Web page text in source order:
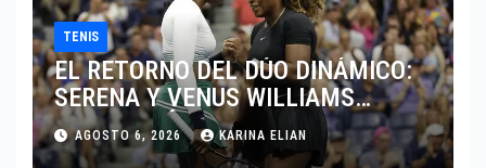
TENIS
EL RETORNO DEL DÚO DINÁMICO:
SERENA Y VENUS WILLIAMS
DISPUTARÁN LOS DOBLES EN
CINCINNATI 2026
AGOSTO 6, 2026 KARINA ELIAN